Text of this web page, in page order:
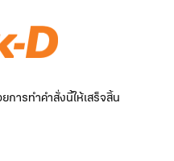
ารทำคำสั่งนี้ให้เสร็จสิ้น